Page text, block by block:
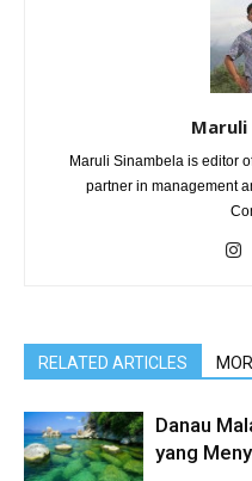
Maruli
Maruli Sinambela is editor
partner in management
RELATED ARTICLES
Danau
yang